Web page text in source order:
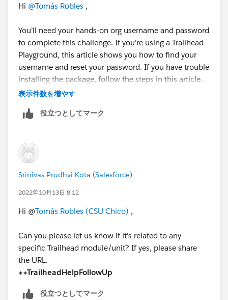
Hi @Tomás Robles ,
You’ll need your hands-on org username and password
to complete this challenge. If you're using a Trailhead
Playground, this article shows you how to find your
username and reset your password. If you have trouble
installing the package, follow the steps in this article.
In your Trailhead Playground, install the
and Service.
Contact Dashboard. Add a dashboard filter on the
Billing City field so that the dashboard only shows
info about Accounts in London.
Save and refresh the dashboard.
https://ideas.salesforce.com/s/idea/a0B8W00000Gd
https://trailhead.salesforce.com/en/trailblazer-
community/feed/0D54S00000K1KVf
表示件数を増やす
役立つとしてマーク
Srinivas Prudhvi Kota (Salesforce)
2022年10月13日 8:12
Hi @Tomás Robles (CSU Chico) ,
Can you please let us know if it's related to any
specific Trailhead module/unit? If yes, please share
the URL.
++TrailheadHelpFollowUp
役立つとしてマーク